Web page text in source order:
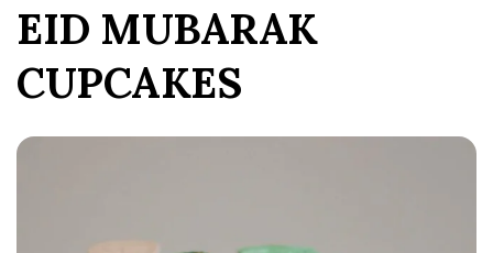
EID MUBARAK
CUPCAKES